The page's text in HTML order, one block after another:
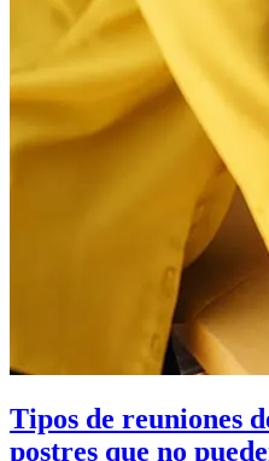
Tipos de reuniones
postres que no